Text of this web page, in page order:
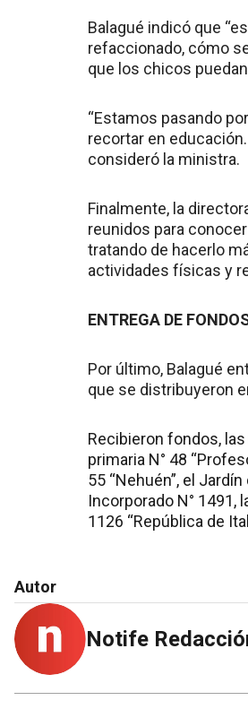
Balagué indicó que
refaccionado, cómo
que los chicos
“Estamos pasando
recortar en
consideró la ministra.
Finalmente, la
reunidos para
tratando de hacerlo
actividades físicas y
ENTREGA DE
Por último, Balagué
que se distribuyeron
Recibieron fondos,
primaria N° 48
55 “Nehuén”, el
Incorporado N° 1491,
1126 “República de
Autor
Notife